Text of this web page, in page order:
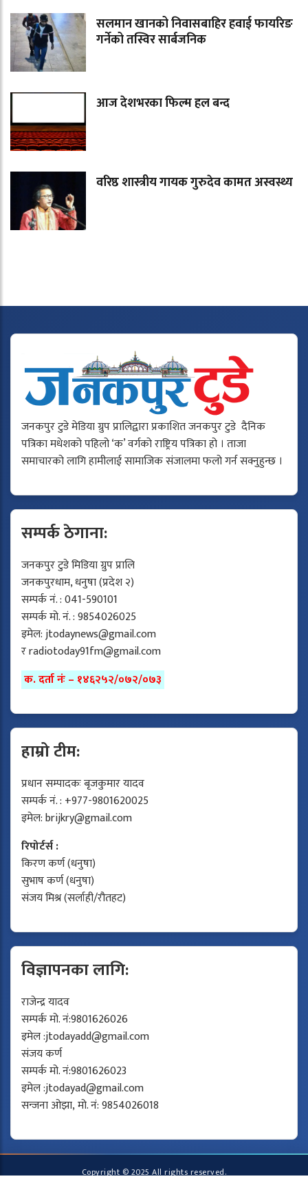
सलमान खानको निवासबाहिर हवाई फायरिङ
गर्नेको तस्विर सार्बजनिक
आज देशभरका फिल्म हल बन्द
वरिष्ठ शास्त्रीय गायक गुरुदेव कामत अस्वस्थ्य
जनकपुर टुडे मेडिया ग्रुप प्रालिद्वारा प्रकाशित जनकपुर टुडे दैनिक
पत्रिका मधेशको पहिलो ‘क’ वर्गको राष्ट्रिय पत्रिका हो । ताजा
समाचारको लागि हामीलाई सामाजिक संजालमा फलो गर्न सक्नुहुन्छ ।
सम्पर्क ठेगाना:
जनकपुर टुडे मिडिया ग्रुप प्रालि
जनकपुरधाम, धनुषा (प्रदेश २)
सम्पर्क नं. : 041-590101
सम्पर्क मो. नं. : 9854026025
इमेल:jtodaynews@gmail.com
रradiotoday91fm@gmail.com
क. दर्ता नंः – १४६२५२/०७२/०७३
हाम्रो टीम:
प्रधान सम्पादकः बृजकुमार यादव
सम्पर्क नं. : +977-9801620025
इमेल:brijkry@gmail.com
रिपोर्टर्स :
किरण कर्ण (धनुषा)
सुभाष कर्ण (धनुषा)
संजय मिश्र (सर्लाही/रौतहट)
विज्ञापनका लागि:
राजेन्द्र यादव
सम्पर्क मो. नं:9801626026
इमेल :jtodayadd@gmail.com
संजय कर्ण
सम्पर्क मो. नं:9801626023
इमेल :jtodayad@gmail.com
सन्जना ओझा, मो. नं: 9854026018
Copyright © 2025 All rights reserved.